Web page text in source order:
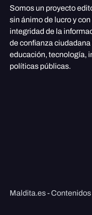
Somos un proyecto
sin ánimo de lucro y
integridad de la
de confianza
educación, tecnología,
políticas públicas.
Maldita.es -